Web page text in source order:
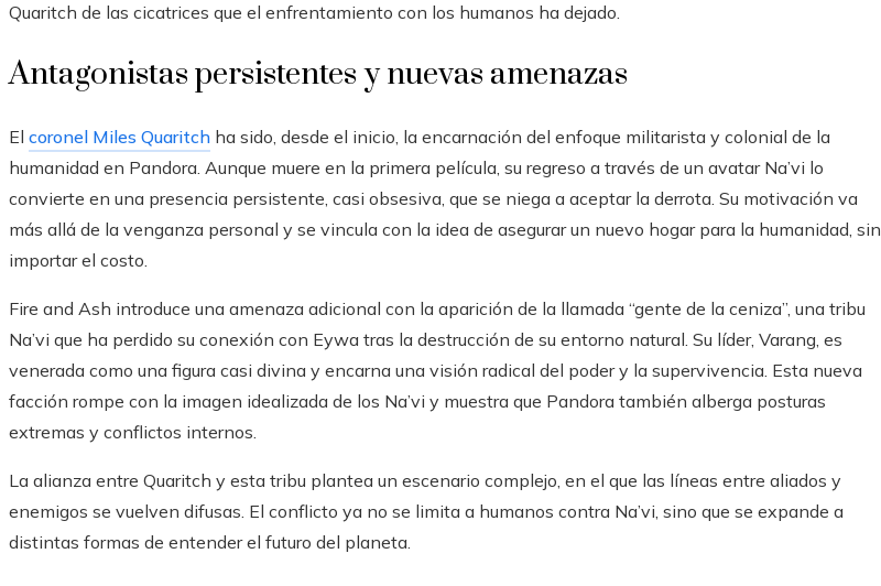
Quaritch de las cicatrices que el enfrentamiento con los humanos ha dejado.
Antagonistas persistentes y nuevas amenazas
El coronel Miles Quaritch ha sido, desde el inicio, la encarnación del enfoque militarista y colonial de la
humanidad en Pandora. Aunque muere en la primera película, su regreso a través de un avatar Na’vi lo
convierte en una presencia persistente, casi obsesiva, que se niega a aceptar la derrota. Su motivación va
más allá de la venganza personal y se vincula con la idea de asegurar un nuevo hogar para la humanidad, sin
importar el costo.
Fire and Ash introduce una amenaza adicional con la aparición de la llamada “gente de la ceniza”, una tribu
Na’vi que ha perdido su conexión con Eywa tras la destrucción de su entorno natural. Su líder, Varang, es
venerada como una figura casi divina y encarna una visión radical del poder y la supervivencia. Esta nueva
facción rompe con la imagen idealizada de los Na’vi y muestra que Pandora también alberga posturas
extremas y conflictos internos.
La alianza entre Quaritch y esta tribu plantea un escenario complejo, en el que las líneas entre aliados y
enemigos se vuelven difusas. El conflicto ya no se limita a humanos contra Na’vi, sino que se expande a
distintas formas de entender el futuro del planeta.